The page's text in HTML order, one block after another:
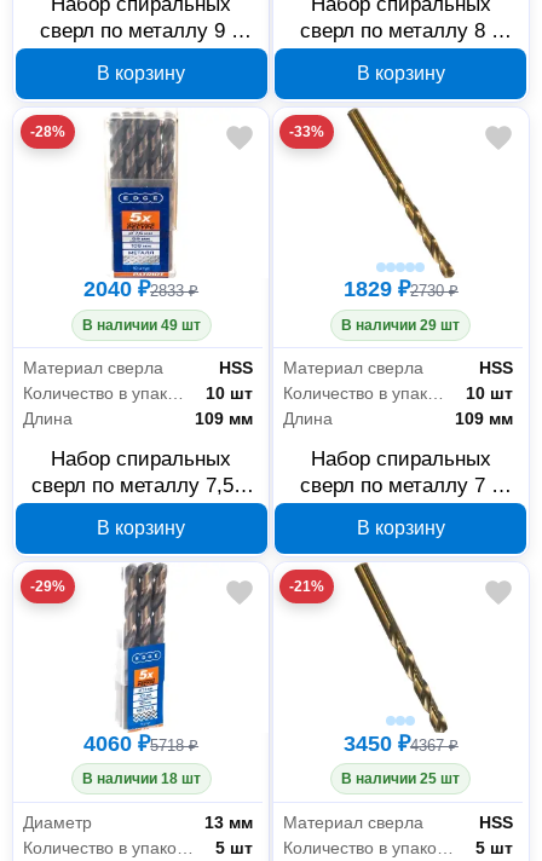
сверл по металлу 9 x
PATRIOT 815010039
В корзину
сверл по металлу 8 x
PATRIOT 815010038
В корзину
-28%
2040 ₽2833 ₽
В наличии 49 шт
Материал сверла
HSS
10 шт
Длина
109 мм
Набор спиральных
сверл по металлу 7,5 x
PATRIOT 815010037
В корзину
-33%
1829 ₽2730 ₽
В наличии 29 шт
Материал сверла
HSS
Количество в упаковке
10 шт
Длина
109 мм
Набор спиральных
сверл по металлу 7 x
PATRIOT 815010036
В корзину
-29%
4060 ₽5718 ₽
В наличии 18 шт
Диаметр
13 мм
5 шт
-21%
3450 ₽4367 ₽
В наличии 25 шт
Материал сверла
HSS
Количество в упаковке
5 шт